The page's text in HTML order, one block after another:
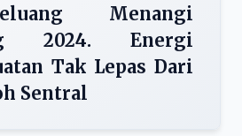
Menangi
2024. Energi
Tak Lepas Dari
Sentral